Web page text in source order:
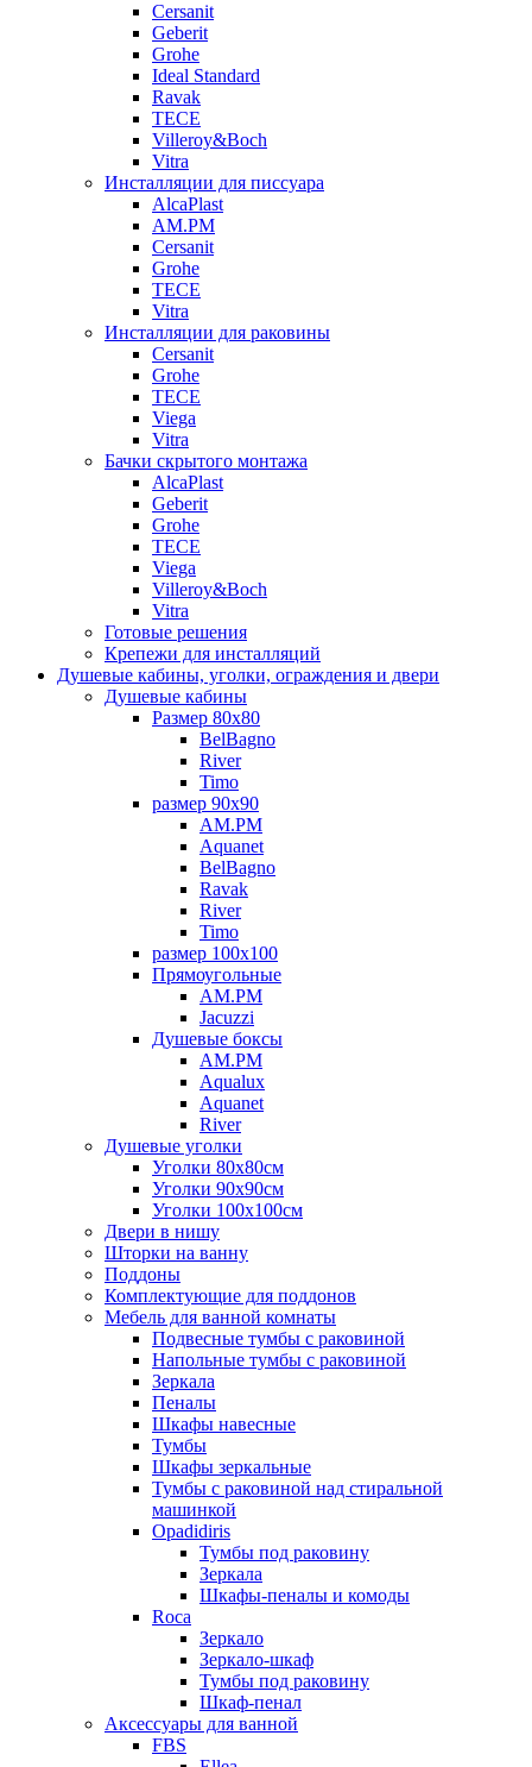
Cersanit
Geberit
Grohe
Ideal Standard
Ravak
TECE
Villeroy&Boch
Vitra
Инсталляции для писсуара
AlcaPlast
AM.PM
Cersanit
Grohe
TECE
Vitra
Инсталляции для раковины
Cersanit
Grohe
TECE
Viega
Vitra
Бачки скрытого монтажа
AlcaPlast
Geberit
Grohe
TECE
Viega
Villeroy&Boch
Vitra
Готовые решения
Крепежи для инсталляций
Душевые кабины, уголки, ограждения и двери
Душевые кабины
Размер 80х80
BelBagno
River
Timo
размер 90х90
AM.PM
Aquanet
BelBagno
Ravak
River
Timo
размер 100х100
Прямоугольные
AM.PM
Jacuzzi
Душевые боксы
AM.PM
Aqualux
Aquanet
River
Душевые уголки
Уголки 80х80см
Уголки 90х90см
Уголки 100х100см
Двери в нишу
Шторки на ванну
Поддоны
Комплектующие для поддонов
Мебель для ванной комнаты
Подвесные тумбы с раковиной
Напольные тумбы с раковиной
Зеркала
Пеналы
Шкафы навесные
Тумбы
Шкафы зеркальные
Тумбы с раковиной над стиральной
машинкой
Opadidiris
Тумбы под раковину
Зеркала
Шкафы-пеналы и комоды
Roca
Зеркало
Зеркало-шкаф
Тумбы под раковину
Шкаф-пенал
Аксессуары для ванной
FBS